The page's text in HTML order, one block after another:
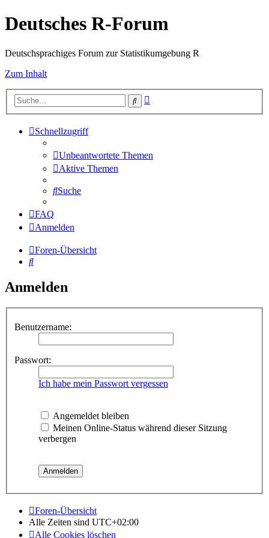
Deutsches R-Forum
Deutschsprachiges Forum zur Statistikumgebung R
Zum Inhalt
Suche
Schnellzugriff
Unbeantwortete Themen
Aktive Themen
Suche
FAQ
Anmelden
Foren-Übersicht
Suche
Anmelden
Benutzername:
Passwort:
Ich habe mein Passwort vergessen
Angemeldet bleiben
Meinen Online-Status während dieser Sitzung
verbergen
Foren-Übersicht
Alle Zeiten sind UTC+02:00
Alle Cookies löschen